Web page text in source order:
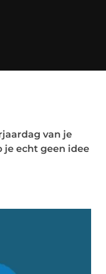
van je
je echt geen idee